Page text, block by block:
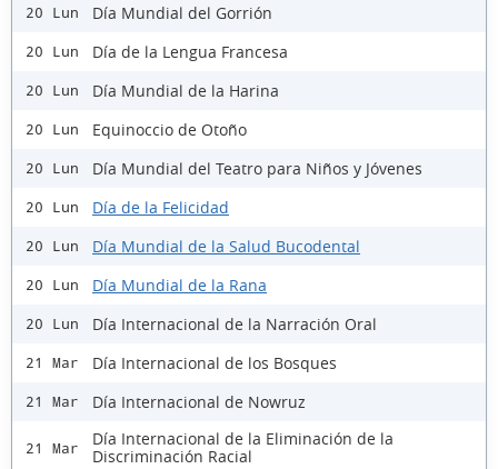
20 Lun Día Mundial del Gorrión
20 Lun Día de la Lengua Francesa
20 Lun Día Mundial de la Harina
20 Lun Equinoccio de Otoño
20 Lun Día Mundial del Teatro para Niños y Jóvenes
20 Lun Día de la Felicidad
20 Lun Día Mundial de la Salud Bucodental
20 Lun Día Mundial de la Rana
20 Lun Día Internacional de la Narración Oral
21 Mar Día Internacional de los Bosques
21 Mar Día Internacional de Nowruz
21 Mar
Día Internacional de la Eliminación de la
Discriminación Racial